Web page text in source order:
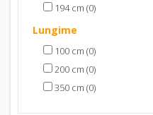
194 cm (0)
Lungime
100 cm (0)
200 cm (0)
350 cm (0)